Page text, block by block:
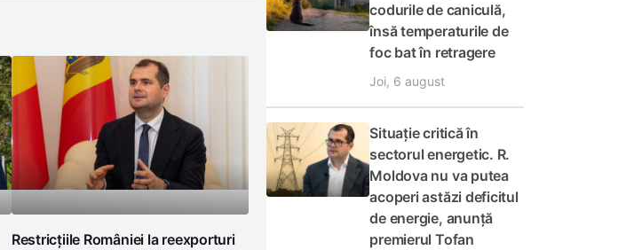
Restricțiile României la reexporturi
codurile de caniculă,
însă temperaturile de
foc bat în retragere
Joi, 6 august
Situație critică în
sectorul energetic. R.
Moldova nu va putea
acoperi astăzi deficitul
de energie, anunță
premierul Tofan